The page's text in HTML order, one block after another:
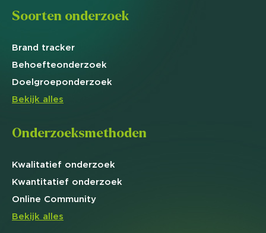
Soorten onderzoek
Brand tracker
Behoefteonderzoek
Doelgroeponderzoek
Bekijk alles
Onderzoeksmethoden
Kwalitatief onderzoek
Kwantitatief onderzoek
Online Community
Bekijk alles